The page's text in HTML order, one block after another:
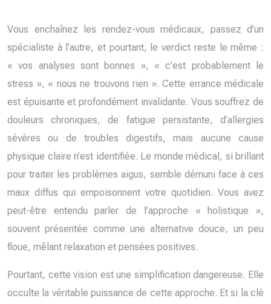
Vous enchaînez les rendez-vous médicaux, passez d’un
spécialiste à l’autre, et pourtant, le verdict reste le même :
« vos analyses sont bonnes », « c’est probablement le
stress », « nous ne trouvons rien ». Cette errance médicale
est épuisante et profondément invalidante. Vous souffrez de
douleurs chroniques, de fatigue persistante, d’allergies
sévères ou de troubles digestifs, mais aucune cause
physique claire n’est identifiée. Le monde médical, si brillant
pour traiter les problèmes aigus, semble démuni face à ces
maux diffus qui empoisonnent votre quotidien. Vous avez
peut-être entendu parler de l’approche « holistique »,
souvent présentée comme une alternative douce, un peu
floue, mêlant relaxation et pensées positives.
Pourtant, cette vision est une simplification dangereuse. Elle
occulte la véritable puissance de cette approche. Et si la clé